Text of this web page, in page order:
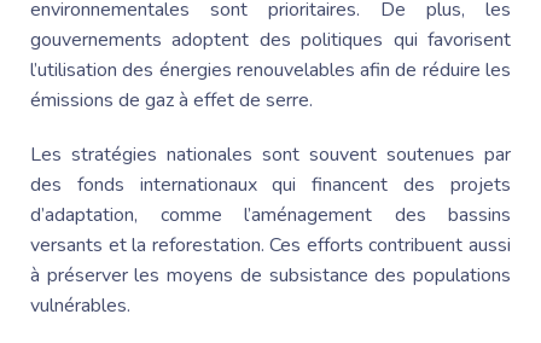
environnementales sont prioritaires. De plus, les
gouvernements adoptent des politiques qui favorisent
l’utilisation des énergies renouvelables afin de réduire les
émissions de gaz à effet de serre.
Les stratégies nationales sont souvent soutenues par
des fonds internationaux qui financent des projets
d’adaptation, comme l’aménagement des bassins
versants et la reforestation. Ces efforts contribuent aussi
à préserver les moyens de subsistance des populations
vulnérables.